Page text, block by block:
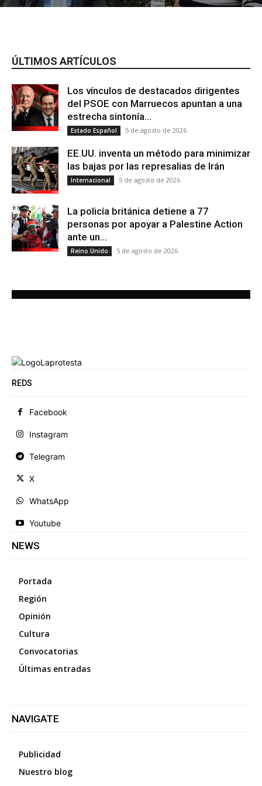
Historia de España
Hungría Imperialismo
Incendio Forestal
Maltrato Animal
Mar Menor
Memoria Histórica
Migración
Migrantes
Municipalismo
Municipios Música
Narcotráfico
Naturismo
Navarra Nuestro blog Obituario
Opinión
País Valencià
països catalans Palestina
Patrimonio Histórico
Pensionistas Policía
Política
Racismo Estructural
Región Región de Murcia
Reino Unido
Reportaje
ÚLTIMOS ARTÍCULOS
Los vínculos de destacados dirigentes
del PSOE con Marruecos apuntan a una
estrecha sintonía...
Estado Español 5 de agosto de 2026
EE.UU. inventa un método para minimizar
las bajas por las represalias de Irán
Internacional 5 de agosto de 2026
La policía británica detiene a 77
personas por apoyar a Palestine Action
ante un...
Reino Unido 5 de agosto de 2026
REDS
Facebook
Instagram
Telegram
X
WhatsApp
Youtube
NEWS
Portada
Región
Opinión
Cultura
Convocatorias
Últimas entradas
NAVIGATE
Publicidad
Nuestro blog